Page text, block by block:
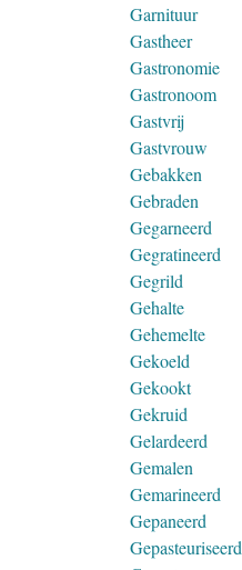
Garnituur
Gastheer
Gastronomie
Gastronoom
Gastvrij
Gastvrouw
Gebakken
Gebraden
Gegarneerd
Gegratineerd
Gegrild
Gehalte
Gehemelte
Gekoeld
Gekookt
Gekruid
Gelardeerd
Gemalen
Gemarineerd
Gepaneerd
Gepasteuriseerd